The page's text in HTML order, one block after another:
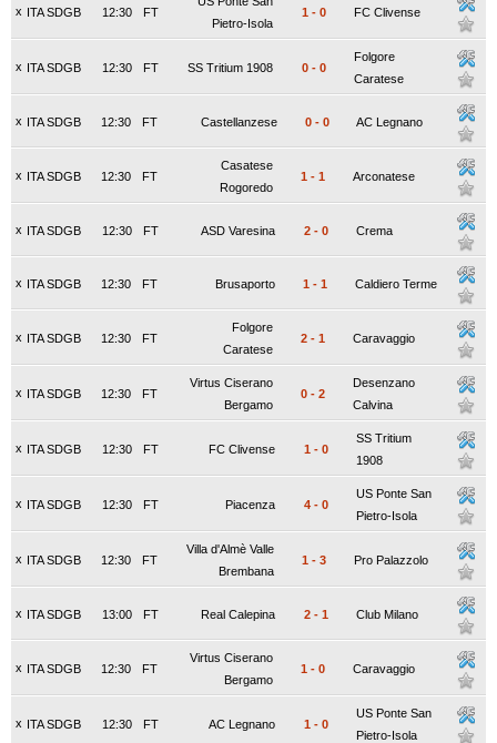
x ITA SDGB FT
12:30
Pietro-Isola
1 - 0 FC Clivense
x ITA SDGB FT
12:30 SS Tritium 1908 0 - 0
Folgore
Caratese
x ITA SDGB FT
12:30 Castellanzese 0 - 0 AC Legnano
x ITA SDGB FT
12:30
Casatese
Rogoredo
1 - 1 Arconatese
x ITA SDGB FT
12:30 ASD Varesina 2 - 0 Crema
x ITA SDGB FT
12:30 Brusaporto 1 - 1 Caldiero Terme
x ITA SDGB FT
12:30
Folgore
Caratese
2 - 1 Caravaggio
x ITA SDGB FT
12:30
Virtus Ciserano
Bergamo
0 - 2
Desenzano
Calvina
x ITA SDGB FT
12:30 FC Clivense 1 - 0
SS Tritium
1908
x ITA SDGB FT
12:30 Piacenza 4 - 0
US Ponte San
Pietro-Isola
x ITA SDGB FT
12:30
Villa d'Almè Valle
Brembana
1 - 3 Pro Palazzolo
x ITA SDGB FT
13:00 Real Calepina 2 - 1 Club Milano
x ITA SDGB FT
12:30
Virtus Ciserano
Bergamo
1 - 0 Caravaggio
x ITA SDGB FT
12:30 AC Legnano 1 - 0
US Ponte San
Pietro-Isola